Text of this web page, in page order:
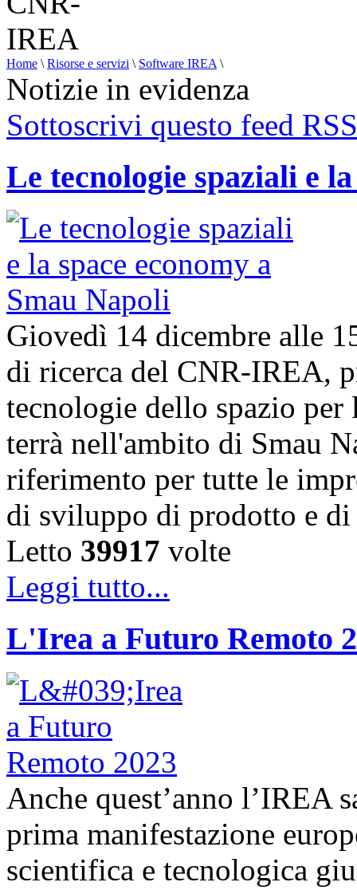
Home \ Risorse e servizi \ Software IREA \
Notizie in evidenza
Sottoscrivi questo feed RSS
Le tecnologie spaziali e
Giovedì 14 dicembre alle
di ricerca del CNR-IREA,
tecnologie dello spazio per
terrà nell'ambito di Smau
riferimento per tutte le
di sviluppo di prodotto e
Letto 39917 volte
Leggi tutto...
L'Irea a Futuro Remoto
Anche quest’anno l’IREA
prima manifestazione
scientifica e tecnologica